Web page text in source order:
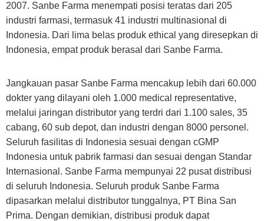
2007. Sanbe Farma menempati posisi teratas dari 205
industri farmasi, termasuk 41 industri multinasional di
Indonesia. Dari lima belas produk ethical yang diresepkan di
Indonesia, empat produk berasal dari Sanbe Farma.
Jangkauan pasar Sanbe Farma mencakup lebih dari 60.000
dokter yang dilayani oleh 1.000 medical representative,
melalui jaringan distributor yang terdri dari 1.100 sales, 35
cabang, 60 sub depot, dan industri dengan 8000 personel.
Seluruh fasilitas di Indonesia sesuai dengan cGMP
Indonesia untuk pabrik farmasi dan sesuai dengan Standar
Internasional. Sanbe Farma mempunyai 22 pusat distribusi
di seluruh Indonesia. Seluruh produk Sanbe Farma
dipasarkan melalui distributor tunggalnya, PT Bina San
Prima. Dengan demikian, distribusi produk dapat